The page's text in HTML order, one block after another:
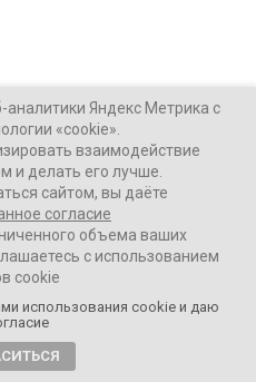
спецоперация
аналитики Яндекс Метрика с
«cookie».
взаимодействие
и делать его лучше.
сайтом, вы даёте
согласие
объема ваших
с использованием
cookie
использования cookie и даю